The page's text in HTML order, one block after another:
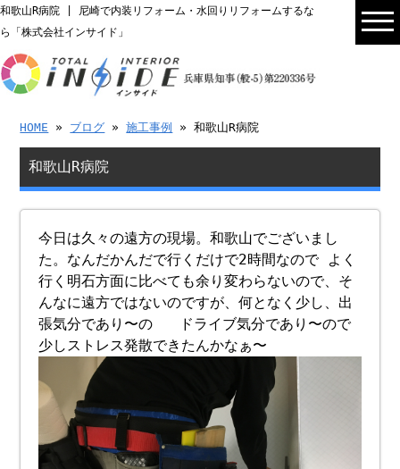
和歌山R病院 | 尼崎で内装リフォーム・水回りリフォームするな
ら「株式会社インサイド」
HOME » ブログ »施工事例 » 和歌山R病院
和歌山R病院
今日は久々の遠方の現場。和歌山でございまし
た。なんだかんだで行くだけで2時間なので よく
行く明石方面に比べても余り変わらないので、そ
んなに遠方ではないのですが、何となく少し、出
張気分であり〜の ドライブ気分であり〜ので
少しストレス発散できたんかなぁ〜